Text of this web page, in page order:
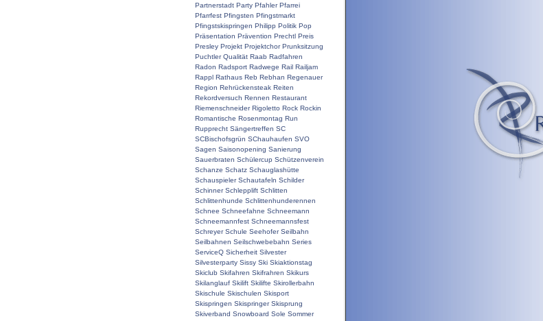
Partnerstadt Party Pfahler Pfarrei
Pfarrfest Pfingsten Pfingstmarkt
Pfingstskispringen Philipp Politik Pop
Präsentation Prävention Prechtl Preis
Presley Projekt Projektchor Prunksitzung
Puchtler Qualität Raab Radfahren
Radon Radsport Radwege Rail Railjam
Rappl Rathaus Reb Rebhan Regenauer
Region Rehrückensteak Reiten
Rekordversuch Rennen Restaurant
Riemenschneider Rigoletto Rock Rockin
Romantische Rosenmontag Run
Rupprecht Sängertreffen SC
SCBischofsgrün SChauhaufen SVO
Sagen Saisonopening Sanierung
Sauerbraten Schülercup Schützenverein
Schanze Schatz Schauglashütte
Schauspieler Schautafeln Schilder
Schinner Schlepplift Schlitten
Schlittenhunde Schlittenhunderennen
Schnee Schneefahne Schneemann
Schneemannfest Schneemannsfest
Schreyer Schule Seehofer Seilbahn
Seilbahnen Seilschwebebahn Series
ServiceQ Sicherheit Silvester
Silvesterparty Sissy Ski Skiaktionstag
Skiclub Skifahren Skifrahren Skikurs
Skilanglauf Skilift Skilifte Skirollerbahn
Skischule Skischulen Skisport
Skispringen Skispringer Skisprung
Skiverband Snowboard Sole Sommer